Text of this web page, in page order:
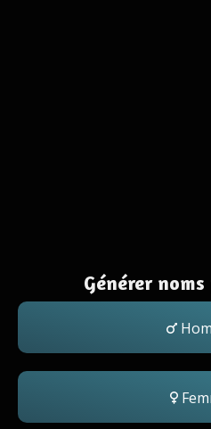
Générer